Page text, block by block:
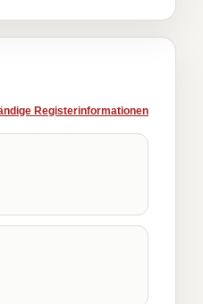
Registerinformationen